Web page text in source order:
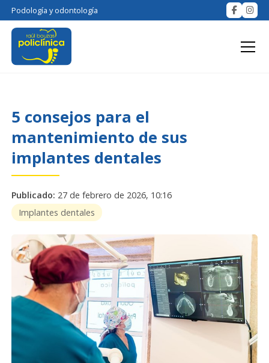
Podología y odontología
5 consejos para el
mantenimiento de sus
implantes dentales
Publicado: 27 de febrero de 2026, 10:16
Implantes dentales